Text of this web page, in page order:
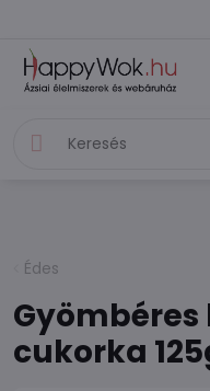
Édes
cukorka